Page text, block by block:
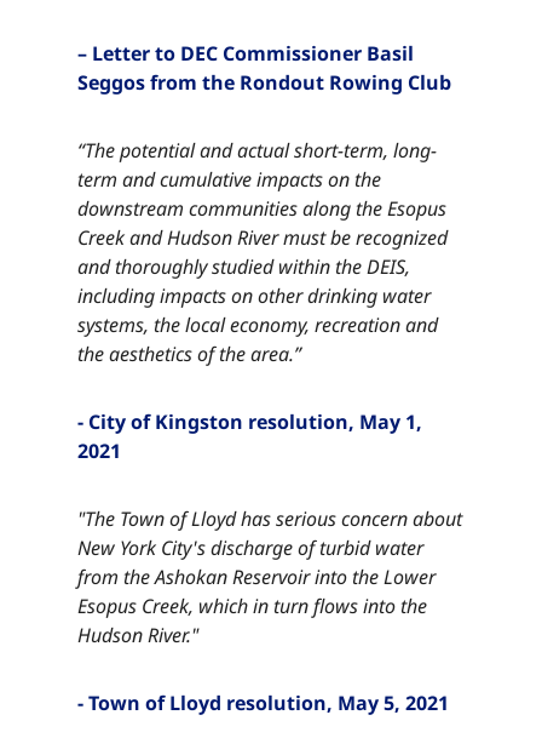
– Letter to DEC Commissioner Basil
Seggos from the Rondout Rowing Club​​​​‌ ‍ ​‍​‍‌‍ ‌ ​‍‌‍‍‌‌‍‌ ‌‍‍‌‌‍ ‍​‍​‍​ ‍‍​‍​‍‌ ​ ‌‍​‌‌‍ ‍‌‍‍‌‌ ‌​‌ ‍‌​‍ ‍‌‍‍‌‌‍ ​‍​‍​‍ ​​‍​‍‌‍‍​‌ ​‍‌‍‌‌‌‍‌‍​‍​‍​ ‍‍​‍​‍‌‍‍​‌ ‌​‌ ‌​‌ ​​‌ ​ ​ ‍‍​‍ ​‍ ‌‍​ ‌‍ ‌‌ ​ ​‍ ‍‌‍ ‌‌‍​‌‌‍‍‌‌‍ ‍​‍ ‍​ ​‍​ ​​​ ​‍​ ‌​‌ ​‍‌‍‌‌‌‍‌​‌‍‌‌‌ ​ ‌‍‍‌‌‍‌ ‌‍ ‍​‍ ‍‌ ​‍‌‍‍‌‌ ‌‍‌‍‌‌‌ ​‍‌‍‍ ‌‍‌‌‌‍‌‌‌ ​​‌‍‌‌‌ ​‍​‍ ‍‌‍ ‌ ​‍‌‍‌ ​‍ ‌‍‍‌‌‍ ‍‌ ‌​‌‍‌‌‌‍ ‍‌ ‌​​‍ ‌‍‌‌‌‍‌​‌‍‍‌‌ ‌​​‍ ‌‍ ‌‌‍ ‌‍‌​‌‍‌‌​ ‌‌ ​​‌ ​‍‌‍‌‌‌ ​ ‌‍‌‌‌‍ ‍‌ ‌​‌‍​‌‌ ‌​‌‍‍‌‌‍ ‌‍ ‍​ ‍ ‌‍‍‌‌‍‌​​ ‌​ ‌ ​ ​‌​ ​‌​ ​‌​ ​ ‌‍​‌​ ​​​ ​ ​‍ ‌​ ​‌​ ‌​​ ‌‌‌‍​ ​‍ ‌​ ‌​‌‍​‍​ ‌‌​ ‌ ​‍ ‌‌‍​‍​ ​​​ ‌‍‌‍​ ​‍ ‌​ ​​​ ‌ ​ ‌‌​ ​​​ ‍‌​ ​ ​ ​‍‌‍‌‍​ ​​​ ‍‌​ ​‌‌‍​‌​ ‍ ‌ ‌​‌ ‍‌‌ ​​‌‍‌‌​ ‌‌‍​‌‌ ​‍‌ ‌​‌‍‍‌‌‍​ ‌‍ ​‌‍‌‌​ ‍ ‌ ​​‌‍​‌‌ ‌​‌‍‍​​ ‌‌‍​ ‌‍ ‌‍ ‍‌ ‌​‌‍‌‌‌‍ ‍‌ ‌​​‍‌‌​ ‌‌‌​​‍‌‌ ‌‍‍ ‌‍‌‌‌ ‍‌​‍‌‌​ ​ ‌​‌​​‍‌‌​ ​ ‌​‌​​‍‌‌​ ​‍​ ​‍​ ​‌​ ​​​ ​‌​ ​ ​ ‌​‌‍‌‌​ ​​​ ‌‍​ ​‍​ ‌ ‌‍‌‌‌‍​‍​‍‌‌​ ​‍​ ​‍​‍‌‌​ ‌‌‌​‌​​‍ ‍‌‍​ ‌‍‍​‌‍‍‌‌‍ ​‌‍‌​‌ ​‍‌‍‌‌‌‍ ‍​‍‌‌​ ‌‌‌​​‍‌‌ ‌‍‍ ‌‍‌‌‌ ‍‌​‍‌‌​ ​ ‌​‌​​‍‌‌​ ​ ‌​‌​​‍‌‌​ ​‍​ ​‍​ ​‌​ ​​​ ​‌​ ​ ​ ‌​‌‍‌‌​ ​​​ ‌‍​ ​‍​ ‌ ‌‍‌‌‌‍​‍​ ​​​‍‌‌​ ​‍​ ​‍​‍‌‌​ ‌‌‌​‌​​‍ ‍‌ ‌​‌‍‌‌‌ ‍​‌ ‌​​ ‌‍​‍‌‍​‌‌ ​ ‌‍‌‌‌‌‌‌‌ ​‍‌‍ ​​ ‌‌‍‍​‌ ‌​‌ ‌​‌ ​​‌ ​ ​‍‌‌​ ​ ‌​​‌​‍‌‌​ ​‍‌​‌‍​‍‌‌​ ​‍‌​‌‍‌‍​ ‌‍ ‌‌ ​ ​‍ ‍‌‍ ‌‌‍​‌‌‍‍‌‌‍ ‍​‍ ‍​ ​‍​ ​​​ ​‍​ ‌​‌ ​‍‌‍‌‌‌‍‌​‌‍‌‌‌ ​ ‌‍‍‌‌‍‌ ‌‍ ‍​‍ ‍‌ ​‍‌‍‍‌‌ ‌‍‌‍‌‌‌ ​‍‌‍‍ ‌‍‌‌‌‍‌‌‌ ​​‌‍‌‌‌ ​‍​‍ ‍‌‍ ‌ ​‍‌‍‌ ​‍‌‍‌‍‍‌‌‍‌​​ ‌​ ‌ ​ ​‌​ ​‌​ ​‌​ ​ ‌‍​‌​ ​​​ ​ ​‍ ‌​ ​‌​ ‌​​ ‌‌‌‍​ ​‍ ‌​ ‌​‌‍​‍​ ‌‌​ ‌ ​‍ ‌‌‍​‍​ ​​​ ‌‍‌‍​ ​‍ ‌​ ​​​ ‌ ​ ‌‌​ ​​​ ‍‌​ ​ ​ ​‍‌‍‌‍​ ​​​ ‍‌​ ​‌‌‍​‌​‍‌‍‌ ‌​‌ ‍‌‌ ​​‌‍‌‌​ ‌‌‍​‌‌ ​‍‌ ‌​‌‍‍‌‌‍​ ‌‍ ​‌‍‌‌​‍‌‍‌ ​​‌‍​‌‌ ‌​‌‍‍​​ ‌‌‍​ ‌‍ ‌‍ ‍‌ ‌​‌‍‌‌‌‍ ‍‌ ‌​​‍‌‌​ ‌‌‌​​‍‌‌ ‌‍‍ ‌‍‌‌‌ ‍‌​‍‌‌​ ​ ‌​‌​​‍‌‌​ ​ ‌​‌​​‍‌‌​ ​‍​ ​‍​ ​‌​ ​​​ ​‌​ ​ ​ ‌​‌‍‌‌​ ​​​ ‌‍​ ​‍​ ‌ ‌‍‌‌‌‍​‍​‍‌‌​ ​‍​ ​‍​‍‌‌​ ‌‌‌​‌​​‍ ‍‌‍​ ‌‍‍​‌‍‍‌‌‍ ​‌‍‌​‌ ​‍‌‍‌‌‌‍ ‍​‍‌‌​ ‌‌‌​​‍‌‌ ‌‍‍ ‌‍‌‌‌ ‍‌​‍‌‌​ ​ ‌​‌​​‍‌‌​ ​ ‌​‌​​‍‌‌​ ​‍​ ​‍​ ​‌​ ​​​ ​‌​ ​ ​ ‌​‌‍‌‌​ ​​​ ‌‍​ ​‍​ ‌ ‌‍‌‌‌‍​‍​ ​​​‍‌‌​ ​‍​ ​‍​‍‌‌​ ‌‌‌​‌​​‍ ‍‌ ‌​‌‍‌‌‌ ‍​‌ ‌​​‍‌‍‌ ​​‌‍‌‌‌ ​‍‌ ​ ‌ ​​‌‍‌‌‌‍​ ‌ ‌​‌‍‍‌‌ ‌‍‌‍‌‌​ ‌‌ ​​‌ ‌‌‌‍​‍‌‍ ​‌‍‍‌‌ ​ ‌‍‍​‌‍‌‌‌‍‌​​‍​‍‌ ‌
“The potential and actual short-term, long-
term and cumulative impacts on the
downstream communities along the Esopus
Creek and Hudson River must be recognized
and thoroughly studied within the DEIS,
including impacts on other drinking water
systems, the local economy, recreation and
the aesthetics of the area.”​​​​‌ ‍ ​‍​‍‌‍ ‌ ​‍‌‍‍‌‌‍‌ ‌‍‍‌‌‍ ‍​‍​‍​ ‍‍​‍​‍‌ ​ ‌‍​‌‌‍ ‍‌‍‍‌‌ ‌​‌ ‍‌​‍ ‍‌‍‍‌‌‍ ​‍​‍​‍ ​​‍​‍‌‍‍​‌ ​‍‌‍‌‌‌‍‌‍​‍​‍​ ‍‍​‍​‍‌‍‍​‌ ‌​‌ ‌​‌ ​​‌ ​ ​ ‍‍​‍ ​‍ ‌‍​ ‌‍ ‌‌ ​ ​‍ ‍‌‍ ‌‌‍​‌‌‍‍‌‌‍ ‍​‍ ‍​ ​‍​ ​​​ ​‍​ ‌​‌ ​‍‌‍‌‌‌‍‌​‌‍‌‌‌ ​ ‌‍‍‌‌‍‌ ‌‍ ‍​‍ ‍‌ ​‍‌‍‍‌‌ ‌‍‌‍‌‌‌ ​‍‌‍‍ ‌‍‌‌‌‍‌‌‌ ​​‌‍‌‌‌ ​‍​‍ ‍‌‍ ‌ ​‍‌‍‌ ​‍ ‌‍‍‌‌‍ ‍‌ ‌​‌‍‌‌‌‍ ‍‌ ‌​​‍ ‌‍‌‌‌‍‌​‌‍‍‌‌ ‌​​‍ ‌‍ ‌‌‍ ‌‍‌​‌‍‌‌​ ‌‌ ​​‌ ​‍‌‍‌‌‌ ​ ‌‍‌‌‌‍ ‍‌ ‌​‌‍​‌‌ ‌​‌‍‍‌‌‍ ‌‍ ‍​ ‍ ‌‍‍‌‌‍‌​​ ‌​ ‌ ​ ​‌​ ​‌​ ​‌​ ​ ‌‍​‌​ ​​​ ​ ​‍ ‌​ ​‌​ ‌​​ ‌‌‌‍​ ​‍ ‌​ ‌​‌‍​‍​ ‌‌​ ‌ ​‍ ‌‌‍​‍​ ​​​ ‌‍‌‍​ ​‍ ‌​ ​​​ ‌ ​ ‌‌​ ​​​ ‍‌​ ​ ​ ​‍‌‍‌‍​ ​​​ ‍‌​ ​‌‌‍​‌​ ‍ ‌ ‌​‌ ‍‌‌ ​​‌‍‌‌​ ‌‌‍​‌‌ ​‍‌ ‌​‌‍‍‌‌‍​ ‌‍ ​‌‍‌‌​ ‍ ‌ ​​‌‍​‌‌ ‌​‌‍‍​​ ‌‌‍​ ‌‍ ‌‍ ‍‌ ‌​‌‍‌‌‌‍ ‍‌ ‌​​‍‌‌​ ‌‌‌​​‍‌‌ ‌‍‍ ‌‍‌‌‌ ‍‌​‍‌‌​ ​ ‌​‌​​‍‌‌​ ​ ‌​‌​​‍‌‌​ ​‍​ ​‍‌‍​ ​ ​‌​ ​ ‌‍‌‍‌‍​‌‌‍‌​‌‍‌‍​ ‌‌‌‍​‌​ ‌‍‌‍‌‍‌‍‌​​‍‌‌​ ​‍​ ​‍​‍‌‌​ ‌‌‌​‌​​‍ ‍‌‍​ ‌‍‍​‌‍‍‌‌‍ ​‌‍‌​‌ ​‍‌‍‌‌‌‍ ‍​‍‌‌​ ‌‌‌​​‍‌‌ ‌‍‍ ‌‍‌‌‌ ‍‌​‍‌‌​ ​ ‌​‌​​‍‌‌​ ​ ‌​‌​​‍‌‌​ ​‍​ ​‍‌‍​ ​ ​‌​ ​ ‌‍‌‍‌‍​‌‌‍‌​‌‍‌‍​ ‌‌‌‍​‌​ ‌‍‌‍‌‍‌‍‌​​ ​​​‍‌‌​ ​‍​ ​‍​‍‌‌​ ‌‌‌​‌​​‍ ‍‌ ‌​‌‍‌‌‌ ‍​‌ ‌​​ ‌‍​‍‌‍​‌‌ ​ ‌‍‌‌‌‌‌‌‌ ​‍‌‍ ​​ ‌‌‍‍​‌ ‌​‌ ‌​‌ ​​‌ ​ ​‍‌‌​ ​ ‌​​‌​‍‌‌​ ​‍‌​‌‍​‍‌‌​ ​‍‌​‌‍‌‍​ ‌‍ ‌‌ ​ ​‍ ‍‌‍ ‌‌‍​‌‌‍‍‌‌‍ ‍​‍ ‍​ ​‍​ ​​​ ​‍​ ‌​‌ ​‍‌‍‌‌‌‍‌​‌‍‌‌‌ ​ ‌‍‍‌‌‍‌ ‌‍ ‍​‍ ‍‌ ​‍‌‍‍‌‌ ‌‍‌‍‌‌‌ ​‍‌‍‍ ‌‍‌‌‌‍‌‌‌ ​​‌‍‌‌‌ ​‍​‍ ‍‌‍ ‌ ​‍‌‍‌ ​‍‌‍‌‍‍‌‌‍‌​​ ‌​ ‌ ​ ​‌​ ​‌​ ​‌​ ​ ‌‍​‌​ ​​​ ​ ​‍ ‌​ ​‌​ ‌​​ ‌‌‌‍​ ​‍ ‌​ ‌​‌‍​‍​ ‌‌​ ‌ ​‍ ‌‌‍​‍​ ​​​ ‌‍‌‍​ ​‍ ‌​ ​​​ ‌ ​ ‌‌​ ​​​ ‍‌​ ​ ​ ​‍‌‍‌‍​ ​​​ ‍‌​ ​‌‌‍​‌​‍‌‍‌ ‌​‌ ‍‌‌ ​​‌‍‌‌​ ‌‌‍​‌‌ ​‍‌ ‌​‌‍‍‌‌‍​ ‌‍ ​‌‍‌‌​‍‌‍‌ ​​‌‍​‌‌ ‌​‌‍‍​​ ‌‌‍​ ‌‍ ‌‍ ‍‌ ‌​‌‍‌‌‌‍ ‍‌ ‌​​‍‌‌​ ‌‌‌​​‍‌‌ ‌‍‍ ‌‍‌‌‌ ‍‌​‍‌‌​ ​ ‌​‌​​‍‌‌​ ​ ‌​‌​​‍‌‌​ ​‍​ ​‍‌‍​ ​ ​‌​ ​ ‌‍‌‍‌‍​‌‌‍‌​‌‍‌‍​ ‌‌‌‍​‌​ ‌‍‌‍‌‍‌‍‌​​‍‌‌​ ​‍​ ​‍​‍‌‌​ ‌‌‌​‌​​‍ ‍‌‍​ ‌‍‍​‌‍‍‌‌‍ ​‌‍‌​‌ ​‍‌‍‌‌‌‍ ‍​‍‌‌​ ‌‌‌​​‍‌‌ ‌‍‍ ‌‍‌‌‌ ‍‌​‍‌‌​ ​ ‌​‌​​‍‌‌​ ​ ‌​‌​​‍‌‌​ ​‍​ ​‍‌‍​ ​ ​‌​ ​ ‌‍‌‍‌‍​‌‌‍‌​‌‍‌‍​ ‌‌‌‍​‌​ ‌‍‌‍‌‍‌‍‌​​ ​​​‍‌‌​ ​‍​ ​‍​‍‌‌​ ‌‌‌​‌​​‍ ‍‌ ‌​‌‍‌‌‌ ‍​‌ ‌​​‍‌‍‌ ​​‌‍‌‌‌ ​‍‌ ​ ‌ ​​‌‍‌‌‌‍​ ‌ ‌​‌‍‍‌‌ ‌‍‌‍‌‌​ ‌‌ ​​‌ ‌‌‌‍​‍‌‍ ​‌‍‍‌‌ ​ ‌‍‍​‌‍‌‌‌‍‌​​‍​‍‌ ‌
- City of Kingston resolution, May 1,
2021​​​​‌ ‍ ​‍​‍‌‍ ‌ ​‍‌‍‍‌‌‍‌ ‌‍‍‌‌‍ ‍​‍​‍​ ‍‍​‍​‍‌ ​ ‌‍​‌‌‍ ‍‌‍‍‌‌ ‌​‌ ‍‌​‍ ‍‌‍‍‌‌‍ ​‍​‍​‍ ​​‍​‍‌‍‍​‌ ​‍‌‍‌‌‌‍‌‍​‍​‍​ ‍‍​‍​‍‌‍‍​‌ ‌​‌ ‌​‌ ​​‌ ​ ​ ‍‍​‍ ​‍ ‌‍​ ‌‍ ‌‌ ​ ​‍ ‍‌‍ ‌‌‍​‌‌‍‍‌‌‍ ‍​‍ ‍​ ​‍​ ​​​ ​‍​ ‌​‌ ​‍‌‍‌‌‌‍‌​‌‍‌‌‌ ​ ‌‍‍‌‌‍‌ ‌‍ ‍​‍ ‍‌ ​‍‌‍‍‌‌ ‌‍‌‍‌‌‌ ​‍‌‍‍ ‌‍‌‌‌‍‌‌‌ ​​‌‍‌‌‌ ​‍​‍ ‍‌‍ ‌ ​‍‌‍‌ ​‍ ‌‍‍‌‌‍ ‍‌ ‌​‌‍‌‌‌‍ ‍‌ ‌​​‍ ‌‍‌‌‌‍‌​‌‍‍‌‌ ‌​​‍ ‌‍ ‌‌‍ ‌‍‌​‌‍‌‌​ ‌‌ ​​‌ ​‍‌‍‌‌‌ ​ ‌‍‌‌‌‍ ‍‌ ‌​‌‍​‌‌ ‌​‌‍‍‌‌‍ ‌‍ ‍​ ‍ ‌‍‍‌‌‍‌​​ ‌​ ‌ ​ ​‌​ ​‌​ ​‌​ ​ ‌‍​‌​ ​​​ ​ ​‍ ‌​ ​‌​ ‌​​ ‌‌‌‍​ ​‍ ‌​ ‌​‌‍​‍​ ‌‌​ ‌ ​‍ ‌‌‍​‍​ ​​​ ‌‍‌‍​ ​‍ ‌​ ​​​ ‌ ​ ‌‌​ ​​​ ‍‌​ ​ ​ ​‍‌‍‌‍​ ​​​ ‍‌​ ​‌‌‍​‌​ ‍ ‌ ‌​‌ ‍‌‌ ​​‌‍‌‌​ ‌‌‍​‌‌ ​‍‌ ‌​‌‍‍‌‌‍​ ‌‍ ​‌‍‌‌​ ‍ ‌ ​​‌‍​‌‌ ‌​‌‍‍​​ ‌‌‍​ ‌‍ ‌‍ ‍‌ ‌​‌‍‌‌‌‍ ‍‌ ‌​​‍‌‌​ ‌‌‌​​‍‌‌ ‌‍‍ ‌‍‌‌‌ ‍‌​‍‌‌​ ​ ‌​‌​​‍‌‌​ ​ ‌​‌​​‍‌‌​ ​‍​ ​‍‌‍​‌​ ‌ ‌‍​ ​ ​​​ ​​‌‍​‍‌‍​‍​ ‌‌​ ‌ ‌‍‌​​ ‌‍​ ​ ​‍‌‌​ ​‍​ ​‍​‍‌‌​ ‌‌‌​‌​​‍ ‍‌‍​ ‌‍‍​‌‍‍‌‌‍ ​‌‍‌​‌ ​‍‌‍‌‌‌‍ ‍​‍‌‌​ ‌‌‌​​‍‌‌ ‌‍‍ ‌‍‌‌‌ ‍‌​‍‌‌​ ​ ‌​‌​​‍‌‌​ ​ ‌​‌​​‍‌‌​ ​‍​ ​‍‌‍​‌​ ‌ ‌‍​ ​ ​​​ ​​‌‍​‍‌‍​‍​ ‌‌​ ‌ ‌‍‌​​ ‌‍​ ​ ​ ​​​‍‌‌​ ​‍​ ​‍​‍‌‌​ ‌‌‌​‌​​‍ ‍‌ ‌​‌‍‌‌‌ ‍​‌ ‌​​ ‌‍​‍‌‍​‌‌ ​ ‌‍‌‌‌‌‌‌‌ ​‍‌‍ ​​ ‌‌‍‍​‌ ‌​‌ ‌​‌ ​​‌ ​ ​‍‌‌​ ​ ‌​​‌​‍‌‌​ ​‍‌​‌‍​‍‌‌​ ​‍‌​‌‍‌‍​ ‌‍ ‌‌ ​ ​‍ ‍‌‍ ‌‌‍​‌‌‍‍‌‌‍ ‍​‍ ‍​ ​‍​ ​​​ ​‍​ ‌​‌ ​‍‌‍‌‌‌‍‌​‌‍‌‌‌ ​ ‌‍‍‌‌‍‌ ‌‍ ‍​‍ ‍‌ ​‍‌‍‍‌‌ ‌‍‌‍‌‌‌ ​‍‌‍‍ ‌‍‌‌‌‍‌‌‌ ​​‌‍‌‌‌ ​‍​‍ ‍‌‍ ‌ ​‍‌‍‌ ​‍‌‍‌‍‍‌‌‍‌​​ ‌​ ‌ ​ ​‌​ ​‌​ ​‌​ ​ ‌‍​‌​ ​​​ ​ ​‍ ‌​ ​‌​ ‌​​ ‌‌‌‍​ ​‍ ‌​ ‌​‌‍​‍​ ‌‌​ ‌ ​‍ ‌‌‍​‍​ ​​​ ‌‍‌‍​ ​‍ ‌​ ​​​ ‌ ​ ‌‌​ ​​​ ‍‌​ ​ ​ ​‍‌‍‌‍​ ​​​ ‍‌​ ​‌‌‍​‌​‍‌‍‌ ‌​‌ ‍‌‌ ​​‌‍‌‌​ ‌‌‍​‌‌ ​‍‌ ‌​‌‍‍‌‌‍​ ‌‍ ​‌‍‌‌​‍‌‍‌ ​​‌‍​‌‌ ‌​‌‍‍​​ ‌‌‍​ ‌‍ ‌‍ ‍‌ ‌​‌‍‌‌‌‍ ‍‌ ‌​​‍‌‌​ ‌‌‌​​‍‌‌ ‌‍‍ ‌‍‌‌‌ ‍‌​‍‌‌​ ​ ‌​‌​​‍‌‌​ ​ ‌​‌​​‍‌‌​ ​‍​ ​‍‌‍​‌​ ‌ ‌‍​ ​ ​​​ ​​‌‍​‍‌‍​‍​ ‌‌​ ‌ ‌‍‌​​ ‌‍​ ​ ​‍‌‌​ ​‍​ ​‍​‍‌‌​ ‌‌‌​‌​​‍ ‍‌‍​ ‌‍‍​‌‍‍‌‌‍ ​‌‍‌​‌ ​‍‌‍‌‌‌‍ ‍​‍‌‌​ ‌‌‌​​‍‌‌ ‌‍‍ ‌‍‌‌‌ ‍‌​‍‌‌​ ​ ‌​‌​​‍‌‌​ ​ ‌​‌​​‍‌‌​ ​‍​ ​‍‌‍​‌​ ‌ ‌‍​ ​ ​​​ ​​‌‍​‍‌‍​‍​ ‌‌​ ‌ ‌‍‌​​ ‌‍​ ​ ​ ​​​‍‌‌​ ​‍​ ​‍​‍‌‌​ ‌‌‌​‌​​‍ ‍‌ ‌​‌‍‌‌‌ ‍​‌ ‌​​‍‌‍‌ ​​‌‍‌‌‌ ​‍‌ ​ ‌ ​​‌‍‌‌‌‍​ ‌ ‌​‌‍‍‌‌ ‌‍‌‍‌‌​ ‌‌ ​​‌ ‌‌‌‍​‍‌‍ ​‌‍‍‌‌ ​ ‌‍‍​‌‍‌‌‌‍‌​​‍​‍‌ ‌
"The Town of Lloyd has serious concern about
New York City's discharge of turbid water
from the Ashokan Reservoir into the Lower
Esopus Creek, which in turn flows into the
Hudson River."​​​​‌ ‍ ​‍​‍‌‍ ‌ ​‍‌‍‍‌‌‍‌ ‌‍‍‌‌‍ ‍​‍​‍​ ‍‍​‍​‍‌ ​ ‌‍​‌‌‍ ‍‌‍‍‌‌ ‌​‌ ‍‌​‍ ‍‌‍‍‌‌‍ ​‍​‍​‍ ​​‍​‍‌‍‍​‌ ​‍‌‍‌‌‌‍‌‍​‍​‍​ ‍‍​‍​‍‌‍‍​‌ ‌​‌ ‌​‌ ​​‌ ​ ​ ‍‍​‍ ​‍ ‌‍​ ‌‍ ‌‌ ​ ​‍ ‍‌‍ ‌‌‍​‌‌‍‍‌‌‍ ‍​‍ ‍​ ​‍​ ​​​ ​‍​ ‌​‌ ​‍‌‍‌‌‌‍‌​‌‍‌‌‌ ​ ‌‍‍‌‌‍‌ ‌‍ ‍​‍ ‍‌ ​‍‌‍‍‌‌ ‌‍‌‍‌‌‌ ​‍‌‍‍ ‌‍‌‌‌‍‌‌‌ ​​‌‍‌‌‌ ​‍​‍ ‍‌‍ ‌ ​‍‌‍‌ ​‍ ‌‍‍‌‌‍ ‍‌ ‌​‌‍‌‌‌‍ ‍‌ ‌​​‍ ‌‍‌‌‌‍‌​‌‍‍‌‌ ‌​​‍ ‌‍ ‌‌‍ ‌‍‌​‌‍‌‌​ ‌‌ ​​‌ ​‍‌‍‌‌‌ ​ ‌‍‌‌‌‍ ‍‌ ‌​‌‍​‌‌ ‌​‌‍‍‌‌‍ ‌‍ ‍​ ‍ ‌‍‍‌‌‍‌​​ ‌​ ‌ ​ ​‌​ ​‌​ ​‌​ ​ ‌‍​‌​ ​​​ ​ ​‍ ‌​ ​‌​ ‌​​ ‌‌‌‍​ ​‍ ‌​ ‌​‌‍​‍​ ‌‌​ ‌ ​‍ ‌‌‍​‍​ ​​​ ‌‍‌‍​ ​‍ ‌​ ​​​ ‌ ​ ‌‌​ ​​​ ‍‌​ ​ ​ ​‍‌‍‌‍​ ​​​ ‍‌​ ​‌‌‍​‌​ ‍ ‌ ‌​‌ ‍‌‌ ​​‌‍‌‌​ ‌‌‍​‌‌ ​‍‌ ‌​‌‍‍‌‌‍​ ‌‍ ​‌‍‌‌​ ‍ ‌ ​​‌‍​‌‌ ‌​‌‍‍​​ ‌‌‍​ ‌‍ ‌‍ ‍‌ ‌​‌‍‌‌‌‍ ‍‌ ‌​​‍‌‌​ ‌‌‌​​‍‌‌ ‌‍‍ ‌‍‌‌‌ ‍‌​‍‌‌​ ​ ‌​‌​​‍‌‌​ ​ ‌​‌​​‍‌‌​ ​‍​ ​‍​ ‌‍​ ‌ ‌‍‌​​ ​‌‌‍​ ​ ‌ ​ ​‍‌‍‌‌‌‍​‍‌‍​ ‌‍‌‍‌‍‌‍​‍‌‌​ ​‍​ ​‍​‍‌‌​ ‌‌‌​‌​​‍ ‍‌‍​ ‌‍‍​‌‍‍‌‌‍ ​‌‍‌​‌ ​‍‌‍‌‌‌‍ ‍​‍‌‌​ ‌‌‌​​‍‌‌ ‌‍‍ ‌‍‌‌‌ ‍‌​‍‌‌​ ​ ‌​‌​​‍‌‌​ ​ ‌​‌​​‍‌‌​ ​‍​ ​‍​ ‌‍​ ‌ ‌‍‌​​ ​‌‌‍​ ​ ‌ ​ ​‍‌‍‌‌‌‍​‍‌‍​ ‌‍‌‍‌‍‌‍​ ​​​‍‌‌​ ​‍​ ​‍​‍‌‌​ ‌‌‌​‌​​‍ ‍‌ ‌​‌‍‌‌‌ ‍​‌ ‌​​ ‌‍​‍‌‍​‌‌ ​ ‌‍‌‌‌‌‌‌‌ ​‍‌‍ ​​ ‌‌‍‍​‌ ‌​‌ ‌​‌ ​​‌ ​ ​‍‌‌​ ​ ‌​​‌​‍‌‌​ ​‍‌​‌‍​‍‌‌​ ​‍‌​‌‍‌‍​ ‌‍ ‌‌ ​ ​‍ ‍‌‍ ‌‌‍​‌‌‍‍‌‌‍ ‍​‍ ‍​ ​‍​ ​​​ ​‍​ ‌​‌ ​‍‌‍‌‌‌‍‌​‌‍‌‌‌ ​ ‌‍‍‌‌‍‌ ‌‍ ‍​‍ ‍‌ ​‍‌‍‍‌‌ ‌‍‌‍‌‌‌ ​‍‌‍‍ ‌‍‌‌‌‍‌‌‌ ​​‌‍‌‌‌ ​‍​‍ ‍‌‍ ‌ ​‍‌‍‌ ​‍‌‍‌‍‍‌‌‍‌​​ ‌​ ‌ ​ ​‌​ ​‌​ ​‌​ ​ ‌‍​‌​ ​​​ ​ ​‍ ‌​ ​‌​ ‌​​ ‌‌‌‍​ ​‍ ‌​ ‌​‌‍​‍​ ‌‌​ ‌ ​‍ ‌‌‍​‍​ ​​​ ‌‍‌‍​ ​‍ ‌​ ​​​ ‌ ​ ‌‌​ ​​​ ‍‌​ ​ ​ ​‍‌‍‌‍​ ​​​ ‍‌​ ​‌‌‍​‌​‍‌‍‌ ‌​‌ ‍‌‌ ​​‌‍‌‌​ ‌‌‍​‌‌ ​‍‌ ‌​‌‍‍‌‌‍​ ‌‍ ​‌‍‌‌​‍‌‍‌ ​​‌‍​‌‌ ‌​‌‍‍​​ ‌‌‍​ ‌‍ ‌‍ ‍‌ ‌​‌‍‌‌‌‍ ‍‌ ‌​​‍‌‌​ ‌‌‌​​‍‌‌ ‌‍‍ ‌‍‌‌‌ ‍‌​‍‌‌​ ​ ‌​‌​​‍‌‌​ ​ ‌​‌​​‍‌‌​ ​‍​ ​‍​ ‌‍​ ‌ ‌‍‌​​ ​‌‌‍​ ​ ‌ ​ ​‍‌‍‌‌‌‍​‍‌‍​ ‌‍‌‍‌‍‌‍​‍‌‌​ ​‍​ ​‍​‍‌‌​ ‌‌‌​‌​​‍ ‍‌‍​ ‌‍‍​‌‍‍‌‌‍ ​‌‍‌​‌ ​‍‌‍‌‌‌‍ ‍​‍‌‌​ ‌‌‌​​‍‌‌ ‌‍‍ ‌‍‌‌‌ ‍‌​‍‌‌​ ​ ‌​‌​​‍‌‌​ ​ ‌​‌​​‍‌‌​ ​‍​ ​‍​ ‌‍​ ‌ ‌‍‌​​ ​‌‌‍​ ​ ‌ ​ ​‍‌‍‌‌‌‍​‍‌‍​ ‌‍‌‍‌‍‌‍​ ​​​‍‌‌​ ​‍​ ​‍​‍‌‌​ ‌‌‌​‌​​‍ ‍‌ ‌​‌‍‌‌‌ ‍​‌ ‌​​‍‌‍‌ ​​‌‍‌‌‌ ​‍‌ ​ ‌ ​​‌‍‌‌‌‍​ ‌ ‌​‌‍‍‌‌ ‌‍‌‍‌‌​ ‌‌ ​​‌ ‌‌‌‍​‍‌‍ ​‌‍‍‌‌ ​ ‌‍‍​‌‍‌‌‌‍‌​​‍​‍‌ ‌
- Town of Lloyd resolution, May 5, 2021​​​​‌ ‍ ​‍​‍‌‍ ‌ ​‍‌‍‍‌‌‍‌ ‌‍‍‌‌‍ ‍​‍​‍​ ‍‍​‍​‍‌ ​ ‌‍​‌‌‍ ‍‌‍‍‌‌ ‌​‌ ‍‌​‍ ‍‌‍‍‌‌‍ ​‍​‍​‍ ​​‍​‍‌‍‍​‌ ​‍‌‍‌‌‌‍‌‍​‍​‍​ ‍‍​‍​‍‌‍‍​‌ ‌​‌ ‌​‌ ​​‌ ​ ​ ‍‍​‍ ​‍ ‌‍​ ‌‍ ‌‌ ​ ​‍ ‍‌‍ ‌‌‍​‌‌‍‍‌‌‍ ‍​‍ ‍​ ​‍​ ​​​ ​‍​ ‌​‌ ​‍‌‍‌‌‌‍‌​‌‍‌‌‌ ​ ‌‍‍‌‌‍‌ ‌‍ ‍​‍ ‍‌ ​‍‌‍‍‌‌ ‌‍‌‍‌‌‌ ​‍‌‍‍ ‌‍‌‌‌‍‌‌‌ ​​‌‍‌‌‌ ​‍​‍ ‍‌‍ ‌ ​‍‌‍‌ ​‍ ‌‍‍‌‌‍ ‍‌ ‌​‌‍‌‌‌‍ ‍‌ ‌​​‍ ‌‍‌‌‌‍‌​‌‍‍‌‌ ‌​​‍ ‌‍ ‌‌‍ ‌‍‌​‌‍‌‌​ ‌‌ ​​‌ ​‍‌‍‌‌‌ ​ ‌‍‌‌‌‍ ‍‌ ‌​‌‍​‌‌ ‌​‌‍‍‌‌‍ ‌‍ ‍​ ‍ ‌‍‍‌‌‍‌​​ ‌​ ‌ ​ ​‌​ ​‌​ ​‌​ ​ ‌‍​‌​ ​​​ ​ ​‍ ‌​ ​‌​ ‌​​ ‌‌‌‍​ ​‍ ‌​ ‌​‌‍​‍​ ‌‌​ ‌ ​‍ ‌‌‍​‍​ ​​​ ‌‍‌‍​ ​‍ ‌​ ​​​ ‌ ​ ‌‌​ ​​​ ‍‌​ ​ ​ ​‍‌‍‌‍​ ​​​ ‍‌​ ​‌‌‍​‌​ ‍ ‌ ‌​‌ ‍‌‌ ​​‌‍‌‌​ ‌‌‍​‌‌ ​‍‌ ‌​‌‍‍‌‌‍​ ‌‍ ​‌‍‌‌​ ‍ ‌ ​​‌‍​‌‌ ‌​‌‍‍​​ ‌‌‍​ ‌‍ ‌‍ ‍‌ ‌​‌‍‌‌‌‍ ‍‌ ‌​​‍‌‌​ ‌‌‌​​‍‌‌ ‌‍‍ ‌‍‌‌‌ ‍‌​‍‌‌​ ​ ‌​‌​​‍‌‌​ ​ ‌​‌​​‍‌‌​ ​‍​ ​‍‌‍​‌‌‍​ ​ ​‌​ ‌‍‌‍​‌‌‍​‍​ ​‌‌‍‌​​ ‍‌‌‍‌​‌‍‌‍‌‍‌​​‍‌‌​ ​‍​ ​‍​‍‌‌​ ‌‌‌​‌​​‍ ‍‌‍​ ‌‍‍​‌‍‍‌‌‍ ​‌‍‌​‌ ​‍‌‍‌‌‌‍ ‍​‍‌‌​ ‌‌‌​​‍‌‌ ‌‍‍ ‌‍‌‌‌ ‍‌​‍‌‌​ ​ ‌​‌​​‍‌‌​ ​ ‌​‌​​‍‌‌​ ​‍​ ​‍‌‍​‌‌‍​ ​ ​‌​ ‌‍‌‍​‌‌‍​‍​ ​‌‌‍‌​​ ‍‌‌‍‌​‌‍‌‍‌‍‌​​ ​​​‍‌‌​ ​‍​ ​‍​‍‌‌​ ‌‌‌​‌​​‍ ‍‌ ‌​‌‍‌‌‌ ‍​‌ ‌​​ ‌‍​‍‌‍​‌‌ ​ ‌‍‌‌‌‌‌‌‌ ​‍‌‍ ​​ ‌‌‍‍​‌ ‌​‌ ‌​‌ ​​‌ ​ ​‍‌‌​ ​ ‌​​‌​‍‌‌​ ​‍‌​‌‍​‍‌‌​ ​‍‌​‌‍‌‍​ ‌‍ ‌‌ ​ ​‍ ‍‌‍ ‌‌‍​‌‌‍‍‌‌‍ ‍​‍ ‍​ ​‍​ ​​​ ​‍​ ‌​‌ ​‍‌‍‌‌‌‍‌​‌‍‌‌‌ ​ ‌‍‍‌‌‍‌ ‌‍ ‍​‍ ‍‌ ​‍‌‍‍‌‌ ‌‍‌‍‌‌‌ ​‍‌‍‍ ‌‍‌‌‌‍‌‌‌ ​​‌‍‌‌‌ ​‍​‍ ‍‌‍ ‌ ​‍‌‍‌ ​‍‌‍‌‍‍‌‌‍‌​​ ‌​ ‌ ​ ​‌​ ​‌​ ​‌​ ​ ‌‍​‌​ ​​​ ​ ​‍ ‌​ ​‌​ ‌​​ ‌‌‌‍​ ​‍ ‌​ ‌​‌‍​‍​ ‌‌​ ‌ ​‍ ‌‌‍​‍​ ​​​ ‌‍‌‍​ ​‍ ‌​ ​​​ ‌ ​ ‌‌​ ​​​ ‍‌​ ​ ​ ​‍‌‍‌‍​ ​​​ ‍‌​ ​‌‌‍​‌​‍‌‍‌ ‌​‌ ‍‌‌ ​​‌‍‌‌​ ‌‌‍​‌‌ ​‍‌ ‌​‌‍‍‌‌‍​ ‌‍ ​‌‍‌‌​‍‌‍‌ ​​‌‍​‌‌ ‌​‌‍‍​​ ‌‌‍​ ‌‍ ‌‍ ‍‌ ‌​‌‍‌‌‌‍ ‍‌ ‌​​‍‌‌​ ‌‌‌​​‍‌‌ ‌‍‍ ‌‍‌‌‌ ‍‌​‍‌‌​ ​ ‌​‌​​‍‌‌​ ​ ‌​‌​​‍‌‌​ ​‍​ ​‍‌‍​‌‌‍​ ​ ​‌​ ‌‍‌‍​‌‌‍​‍​ ​‌‌‍‌​​ ‍‌‌‍‌​‌‍‌‍‌‍‌​​‍‌‌​ ​‍​ ​‍​‍‌‌​ ‌‌‌​‌​​‍ ‍‌‍​ ‌‍‍​‌‍‍‌‌‍ ​‌‍‌​‌ ​‍‌‍‌‌‌‍ ‍​‍‌‌​ ‌‌‌​​‍‌‌ ‌‍‍ ‌‍‌‌‌ ‍‌​‍‌‌​ ​ ‌​‌​​‍‌‌​ ​ ‌​‌​​‍‌‌​ ​‍​ ​‍‌‍​‌‌‍​ ​ ​‌​ ‌‍‌‍​‌‌‍​‍​ ​‌‌‍‌​​ ‍‌‌‍‌​‌‍‌‍‌‍‌​​ ​​​‍‌‌​ ​‍​ ​‍​‍‌‌​ ‌‌‌​‌​​‍ ‍‌ ‌​‌‍‌‌‌ ‍​‌ ‌​​‍‌‍‌ ​​‌‍‌‌‌ ​‍‌ ​ ‌ ​​‌‍‌‌‌‍​ ‌ ‌​‌‍‍‌‌ ‌‍‌‍‌‌​ ‌‌ ​​‌ ‌‌‌‍​‍‌‍ ​‌‍‍‌‌ ​ ‌‍‍​‌‍‌‌‌‍‌​​‍​‍‌ ‌